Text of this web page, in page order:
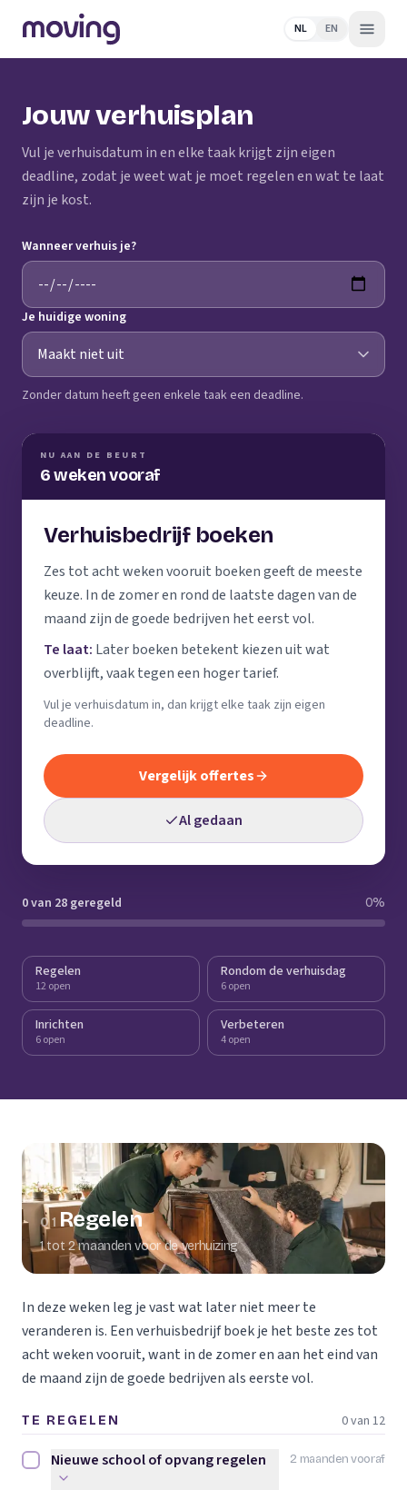
NL EN
Jouw verhuisplan
Vul je verhuisdatum in en elke taak krijgt zijn eigen
deadline, zodat je weet wat je moet regelen en wat te laat
zijn je kost.
Wanneer verhuis je?
Je huidige woning
Zonder datum heeft geen enkele taak een deadline.
NU AAN DE BEURT
6 weken vooraf
Verhuisbedrijf boeken
Zes tot acht weken vooruit boeken geeft de meeste
keuze. In de zomer en rond de laatste dagen van de
maand zijn de goede bedrijven het eerst vol.
Te laat: Later boeken betekent kiezen uit wat
overblijft, vaak tegen een hoger tarief.
Vul je verhuisdatum in, dan krijgt elke taak zijn eigen
deadline.
Vergelijk offertes
Al gedaan
0 van 28 geregeld 0%
Regelen
12 open
Rondom de verhuisdag
6 open
Inrichten
6 open
Verbeteren
4 open
01 Regelen
1 tot 2 maanden voor de verhuizing
In deze weken leg je vast wat later niet meer te
veranderen is. Een verhuisbedrijf boek je het beste zes tot
acht weken vooruit, want in de zomer en aan het eind van
de maand zijn de goede bedrijven als eerste vol.
TE REGELEN 0 van 12
2 maanden vooraf
Nieuwe school of opvang regelen afvinken
Nieuwe school of opvang regelen